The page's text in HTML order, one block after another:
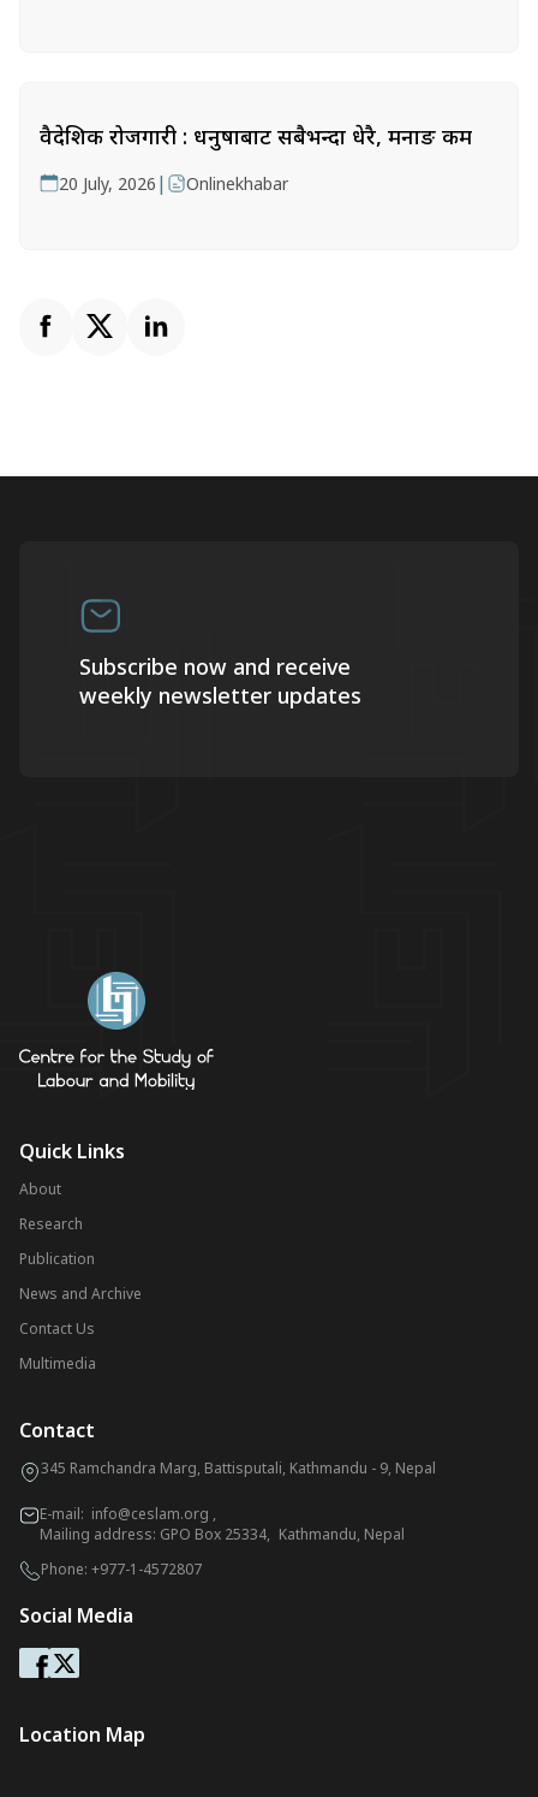
वैदेशिक रोजगारी : धनुषाबाट सबैभन्दा धेरै, मनाङ कम
20 July, 2026 | Onlinekhabar
Subscribe now and receive
weekly newsletter updates
Quick Links
About
Research
Publication
News and Archive
Contact Us
Multimedia
Contact
345 Ramchandra Marg, Battisputali, Kathmandu - 9, Nepal
E-mail: info@ceslam.org ,
Mailing address: GPO Box 25334, Kathmandu, Nepal
Phone: +977-1-4572807
Social Media
Location Map